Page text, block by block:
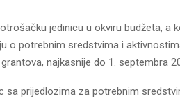
jedinicu u okviru budžeta, a
o potrebnim sredstvima i
najkasnije do 1. septembra
prijedlozima za potrebnim